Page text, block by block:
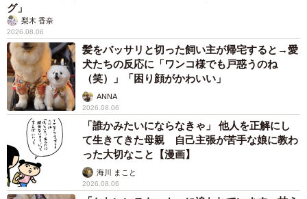
三姉妹の後ろ姿が可愛すぎる♡（提供：＠shiba_mugistaさん）
グ」
梨木 香奈
2026.08.06
髪をバッサリと切った飼い主が帰宅すると→愛
犬たちの反応に「ワンコ様でも戸惑うのね
（笑）」「困り顔がかわいい」
ANNA
2026.08.06
「誰かみたいにならなきゃ」 他人を正解にし
て生きてきた母親 自己主張が苦手な娘に教わ
った大切なこと【漫画】
海川 まこと
2026.08.06